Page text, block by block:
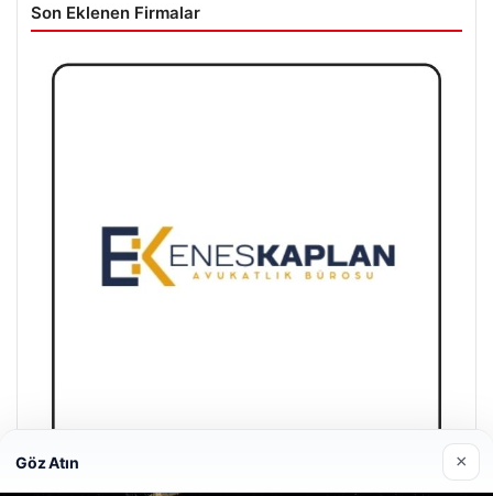
Son Eklenen Firmalar
Göz Atın ×